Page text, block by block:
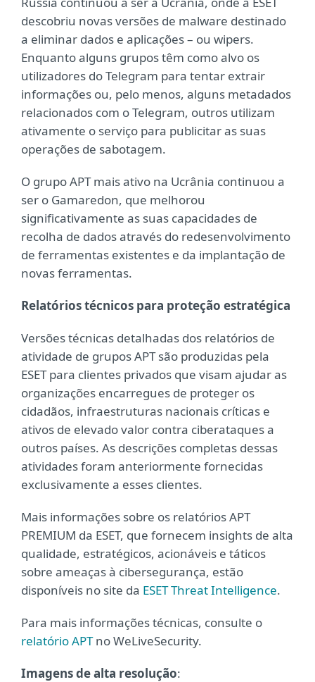
descobriu novas versões de malware destinado
a eliminar dados e aplicações – ou wipers.
Enquanto alguns grupos têm como alvo os
utilizadores do Telegram para tentar extrair
informações ou, pelo menos, alguns metadados
relacionados com o Telegram, outros utilizam
ativamente o serviço para publicitar as suas
operações de sabotagem.
O grupo APT mais ativo na Ucrânia continuou a
ser o Gamaredon, que melhorou
significativamente as suas capacidades de
recolha de dados através do redesenvolvimento
de ferramentas existentes e da implantação de
novas ferramentas.
Relatórios técnicos para proteção estratégica
Versões técnicas detalhadas dos relatórios de
atividade de grupos APT são produzidas pela
ESET para clientes privados que visam ajudar as
organizações encarregues de proteger os
cidadãos, infraestruturas nacionais críticas e
ativos de elevado valor contra ciberataques a
outros países. As descrições completas dessas
atividades foram anteriormente fornecidas
exclusivamente a esses clientes.
Mais informações sobre os relatórios APT
PREMIUM da ESET, que fornecem insights de alta
qualidade, estratégicos, acionáveis e táticos
sobre ameaças à cibersegurança, estão
disponíveis no site da ESET Threat Intelligence.
Para mais informações técnicas, consulte o
relatório APTno WeLiveSecurity.
Imagens de alta resolução: